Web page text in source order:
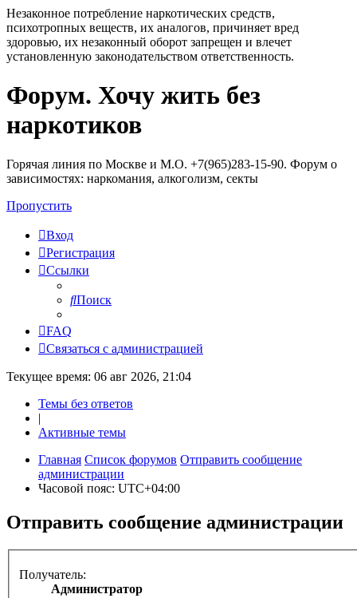
Незаконное потребление наркотических средств,
психотропных веществ, их аналогов, причиняет вред
здоровью, их незаконный оборот запрещен и влечет
установленную законодательством ответственность.
Регистрация
Форум. Хочу жить без
наркотиков
Горячая линия по Москве и М.О. +7(965)283-15-90. Форум о
зависимостях: наркомания, алкоголизм, секты
Пропустить
Вход
Регистрация
Ссылки
Поиск
FAQ
Связаться с администрацией
Текущее время: 06 авг 2026, 21:04
Темы без ответов
|
Активные темы
Главная Список форумов Отправить сообщение
администрации
Часовой пояс: UTC+04:00
Отправить сообщение администрации
Получатель:
Администратор